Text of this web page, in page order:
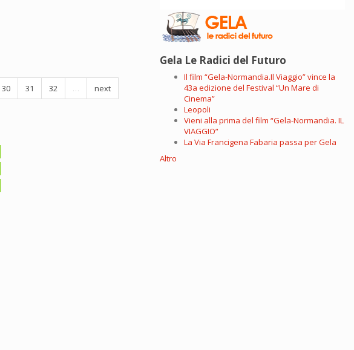
30 31 32 …
next
Gela Le Radici del Futuro
Il film “Gela-Normandia.Il Viaggio” vince la
43a edizione del Festival “Un Mare di
Cinema”
Leopoli
Vieni alla prima del film “Gela-Normandia. IL
VIAGGIO”
La Via Francigena Fabaria passa per Gela
Altro